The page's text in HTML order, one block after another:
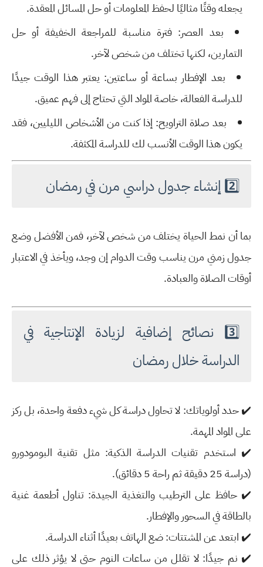
يجعله وقتًا مثاليًا لحفظ المعلومات أو حل المسائل المعقدة.
بعد العصر: فترة مناسبة للمراجعة الخفيفة أو حل
التمارين، لكنها تختلف من شخص لآخر.
بعد الإفطار بساعة أو ساعتين: يعتبر هذا الوقت جيدًا
للدراسة الفعالة، خاصة المواد التي تحتاج إلى فهم عميق.
بعد صلاة التراويح: إذا كنت من الأشخاص الليليين، فقد
يكون هذا الوقت الأنسب لك للدراسة المكثفة.
2️⃣ إنشاء جدول دراسي مرن في رمضان
بما أن نمط الحياة يختلف من شخص لآخر، فمن الأفضل وضع
جدول زمني مرنيناسب وقت الدوام إن وجد، ويأخذ في الاعتبار
أوقات الصلاة والعبادة.
3️⃣ نصائح إضافية لزيادة الإنتاجية في
الدراسة خلال رمضان
✔️حدد أولوياتك: لا تحاول دراسة كل شيء دفعة واحدة، بل ركز
على المواد المهمة.
✔️ استخدم تقنيات الدراسة الذكية: مثل تقنية البومودورو
(دراسة 25 دقيقة ثم راحة 5 دقائق).
✔️حافظ على الترطيب والتغذية الجيدة: تناول أطعمة غنية
بالطاقة في السحور والإفطار.
✔️ ابتعد عن المشتتات:ضع الهاتف بعيدًا أثناء الدراسة.
✔️ نم جيدًا: لا تقلل من ساعات النوم حتى لا يؤثر ذلك على